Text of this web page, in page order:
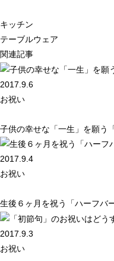
キッチン
テーブルウェア
関連記事
2017.9.6
お祝い
子供の幸せな「一生」を願う
2017.9.4
お祝い
生後６ヶ月を祝う「ハーフバ
2017.9.3
お祝い